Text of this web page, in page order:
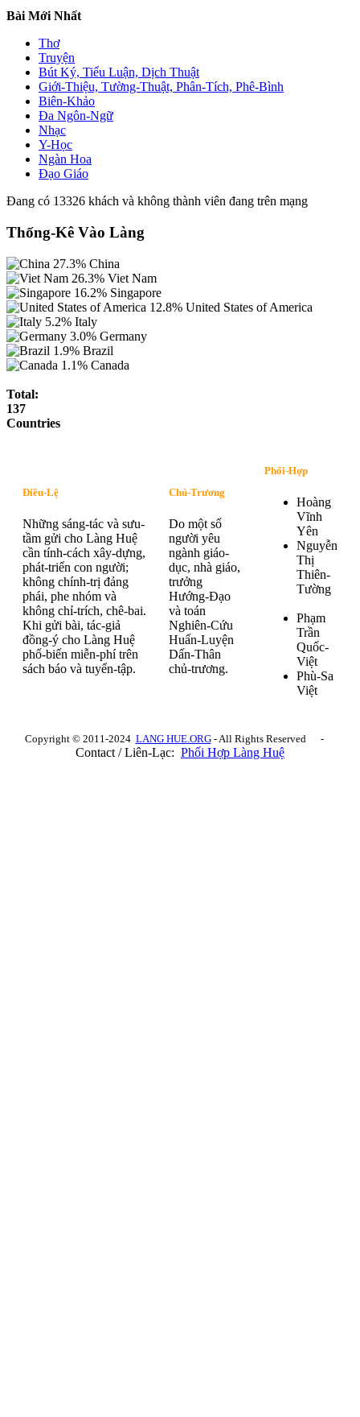
Bài Mới Nhất
Thơ
Truyện
Bút Ký, Tiểu Luận, Dịch Thuật
Giới-Thiệu, Tường-Thuật, Phân-Tích, Phê-Bình
Biên-Khảo
Đa Ngôn-Ngữ
Nhạc
Y-Học
Ngàn Hoa
Đạo Giáo
Đang có 13326 khách và không thành viên đang trên mạng
Thống-Kê Vào Làng
27.3% China
26.3% Viet Nam
16.2% Singapore
12.8% United States of America
5.2% Italy
3.0% Germany
1.9% Brazil
1.1% Canada
Total:
137
Countries
Điều-Lệ
Những sáng-tác và sưu-
tầm gửi cho Làng Huệ
cần tính-cách xây-dựng,
phát-triển con người;
không chính-trị đảng
phái, phe nhóm và
không chỉ-trích, chê-bai.
Khi gửi bài, tác-giả
đồng-ý cho Làng Huệ
phổ-biến miễn-phí trên
sách báo và tuyển-tập.
Chủ-Trương
Do một số
người yêu
ngành giáo-
dục, nhà giáo,
trưởng
Hướng-Đạo
và toán
Nghiên-Cứu
Huấn-Luyện
Dấn-Thân
chủ-trương.
Phối-Hợp
Hoàng
Vĩnh
Yên
Nguyễn
Thị
Thiên-
Tường
Phạm
Trần
Quốc-
Việt
Phù-Sa
Việt
Copyright © 2011-2024 LANG HUE.ORG- All Rights Reserved -
Contact / Liên-Lạc: Phối Hợp Làng Huệ